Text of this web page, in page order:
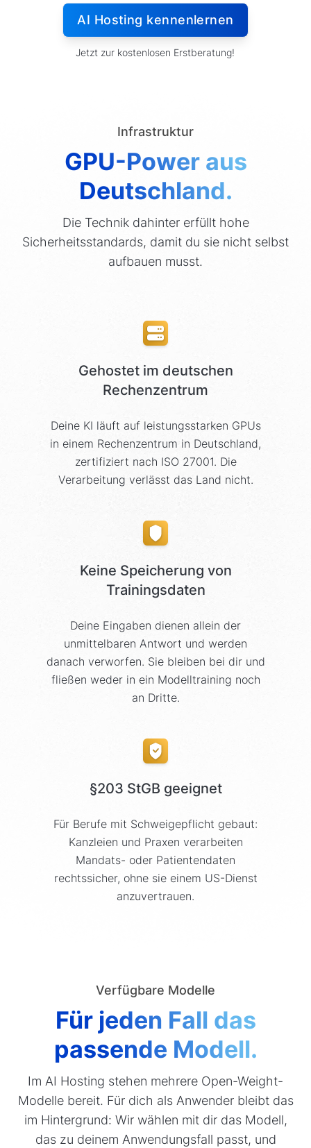
AI Hosting kennenlernen
Jetzt zur kostenlosen Erstberatung!
Infrastruktur
GPU-Power aus
Deutschland.
Die Technik dahinter erfüllt hohe
Sicherheitsstandards, damit du sie nicht selbst
aufbauen musst.
Gehostet im deutschen
Rechenzentrum
Deine KI läuft auf leistungsstarken GPUs
in einem Rechenzentrum in Deutschland,
zertifiziert nach ISO 27001. Die
Verarbeitung verlässt das Land nicht.
Keine Speicherung von
Trainingsdaten
Deine Eingaben dienen allein der
unmittelbaren Antwort und werden
danach verworfen. Sie bleiben bei dir und
fließen weder in ein Modelltraining noch
an Dritte.
§203 StGB geeignet
Für Berufe mit Schweigepflicht gebaut:
Kanzleien und Praxen verarbeiten
Mandats- oder Patientendaten
rechtssicher, ohne sie einem US-Dienst
anzuvertrauen.
Verfügbare Modelle
Für jeden Fall das
passende Modell.
Im AI Hosting stehen mehrere Open-Weight-
Modelle bereit. Für dich als Anwender bleibt das
im Hintergrund: Wir wählen mit dir das Modell,
das zu deinem Anwendungsfall passt, und